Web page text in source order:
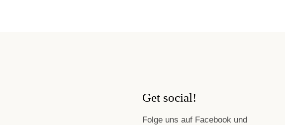
Get social!
Folge uns auf Facebook und